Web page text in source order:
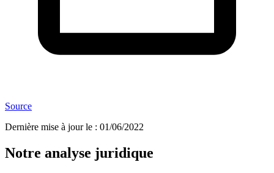
Source
Dernière mise à jour le : 01/06/2022
Notre analyse juridique